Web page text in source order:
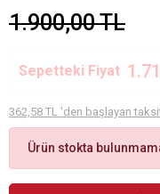
1.900,00 TL
Sepetteki Fiyat
362,58 TL 'den başlayan
Ürün stokta